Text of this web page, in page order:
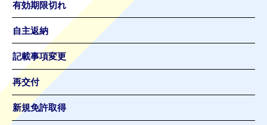
有効期限切れ
自主返納
記載事項変更
再交付
新規免許取得